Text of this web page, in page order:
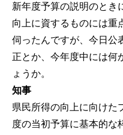
新年度予算の説明のとき
向上に資するものには重
伺ったんですが、今日公
正とか、今年度中には何
ょうか。
知事
県民所得の向上に向けた
度の当初予算に基本的な